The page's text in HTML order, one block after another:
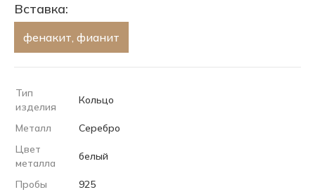
Вставка:
фенакит, фианит
Тип
изделия
Кольцо
Металл
Серебро
Цвет
металла
белый
Пробы
925